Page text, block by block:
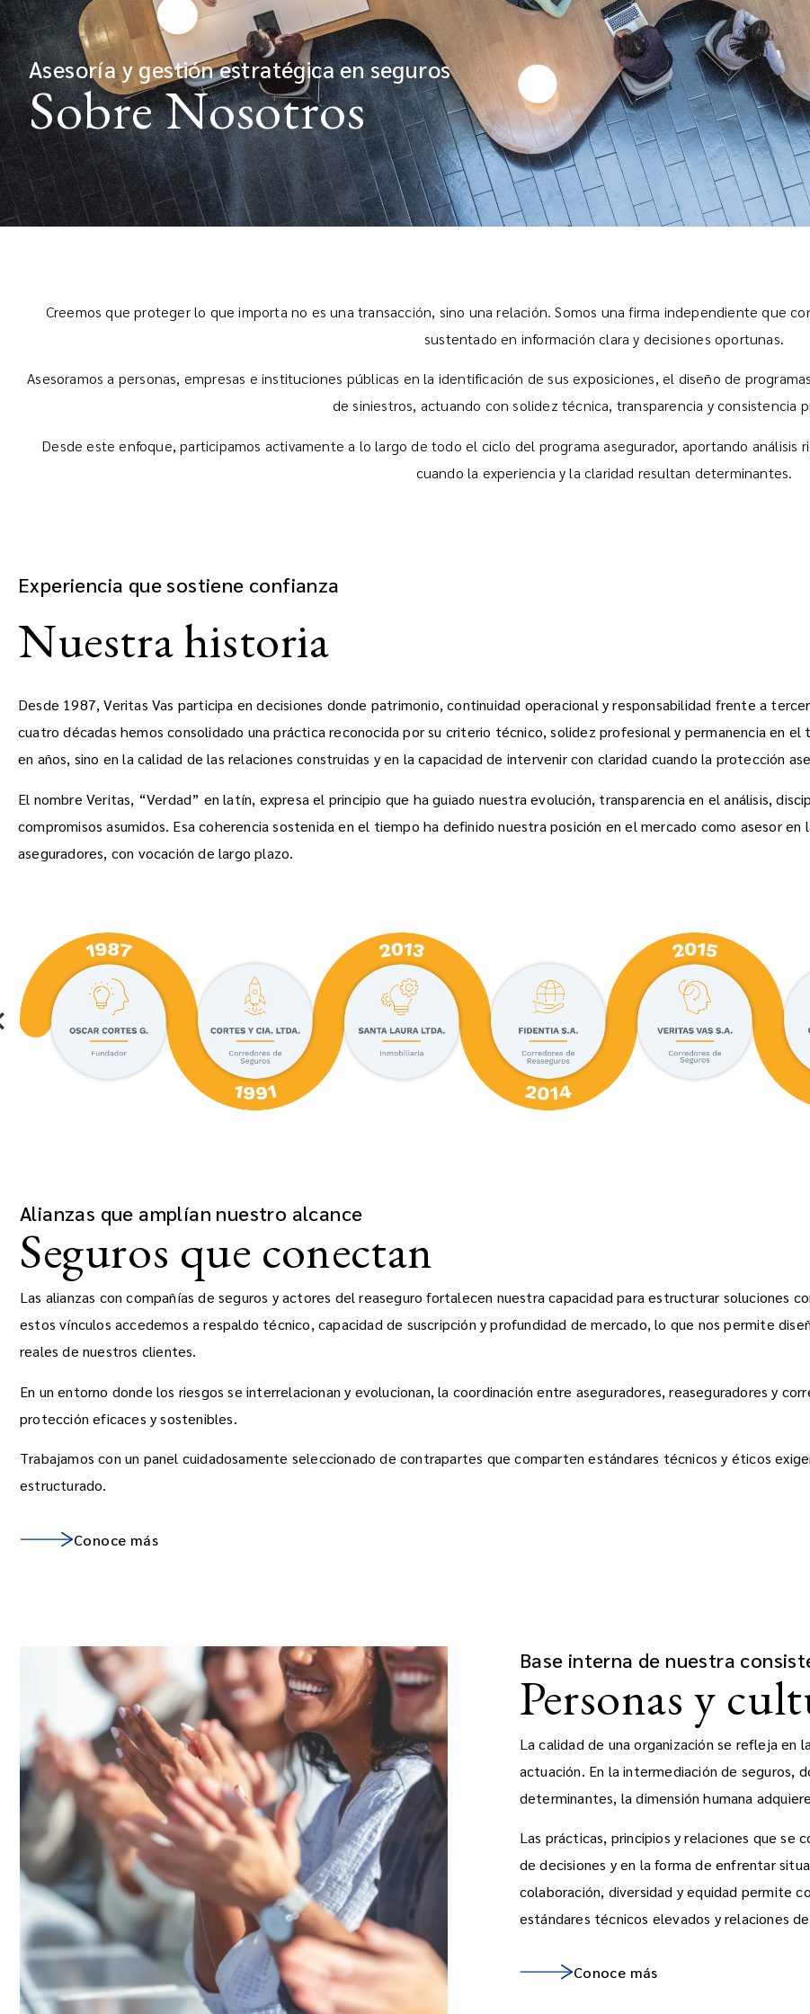
Asesoría y gestión estratégica en seguros
Sobre Nosotros​
Creemos que proteger lo que importa no es una transacción, sino una relación. Somos una firma independiente que
sustentado en información clara y decisiones oportunas.
Asesoramos a personas, empresas e instituciones públicas en la identificación de sus exposiciones, el diseño de
de siniestros, actuando con solidez técnica, transparencia y consistencia
Desde este enfoque, participamos activamente a lo largo de todo el ciclo del programa asegurador, aportando
cuando la experiencia y la claridad resultan determinantes.
Experiencia que sostiene confianza
Nuestra historia
Desde 1987, Veritas Vas participa en decisiones donde patrimonio, continuidad operacional y responsabilidad frente a
cuatro décadas hemos consolidado una práctica reconocida por su criterio técnico, solidez profesional y permanencia en
en años, sino en la calidad de las relaciones construidas y en la capacidad de intervenir con claridad cuando la protección
El nombre Veritas, “Verdad” en latín, expresa el principio que ha guiado nuestra evolución, transparencia en el análisis,
compromisos asumidos. Esa coherencia sostenida en el tiempo ha definido nuestra posición en el mercado como asesor
aseguradores, con vocación de largo plazo.
Alianzas que amplían nuestro alcance
Seguros que conectan
Las alianzas con compañías de seguros y actores del reaseguro fortalecen nuestra capacidad para estructurar soluciones
estos vínculos accedemos a respaldo técnico, capacidad de suscripción y profundidad de mercado, lo que nos permite
reales de nuestros clientes.
En un entorno donde los riesgos se interrelacionan y evolucionan, la coordinación entre aseguradores, reaseguradores y
protección eficaces y sostenibles.
Trabajamos con un panel cuidadosamente seleccionado de contrapartes que comparten estándares técnicos y éticos
estructurado.
Conoce más
Base interna de nuestra
Personas y
La calidad de una organización se refleja en
actuación. En la intermediación de seguros,
determinantes, la dimensión humana
Las prácticas, principios y relaciones que
de decisiones y en la forma de enfrentar
colaboración, diversidad y equidad permite
estándares técnicos elevados y relaciones
Conoce más